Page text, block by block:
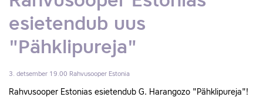
esietendub uus
"Pähklipureja"
3. detsember 19.00 Rahvusooper Estonia
Rahvusooper Estonias esietendub G. Harangozo "Pähklipureja"!